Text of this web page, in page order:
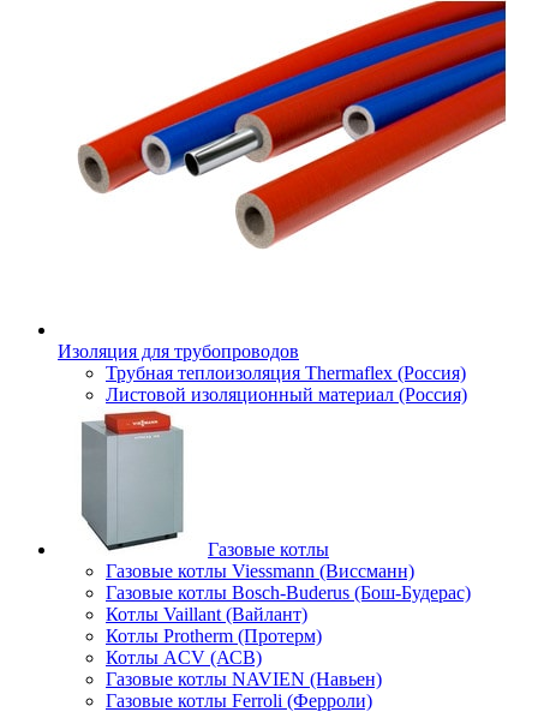
Изоляция для трубопроводов
Трубная теплоизоляция Thermaflex (Россия)
Листовой изоляционный материал (Россия)
Газовые котлы
Газовые котлы Viessmann (Виссманн)
Газовые котлы Bosch-Buderus (Бош-Будерас)
Котлы Vaillant (Вайлант)
Котлы Protherm (Протерм)
Котлы ACV (АСВ)
Газовые котлы NAVIEN (Навьен)
Газовые котлы Ferroli (Ферроли)